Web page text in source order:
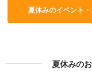
夏休みのイベント
夏休みの